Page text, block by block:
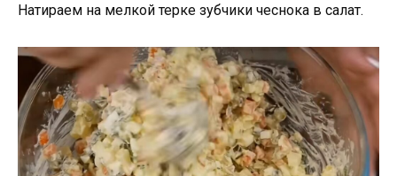
Натираем на мелкой терке зубчики чеснока в салат.